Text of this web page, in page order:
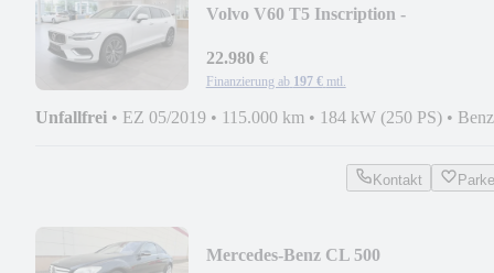
Volvo V60 T5 Inscription -
22.980 €
Finanzierung ab 197 € mtl.
Unfallfrei • EZ 05/2019 • 115.000 km • 184 kW (250 PS) •
Kontakt
Mercedes-Benz CL 500